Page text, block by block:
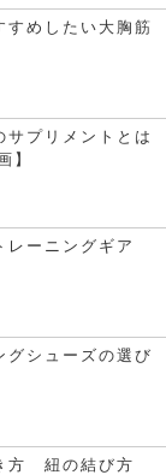
すめしたい大胸筋
プリメントとは
】
レーニングギア
グシューズの選び
方 紐の結び方